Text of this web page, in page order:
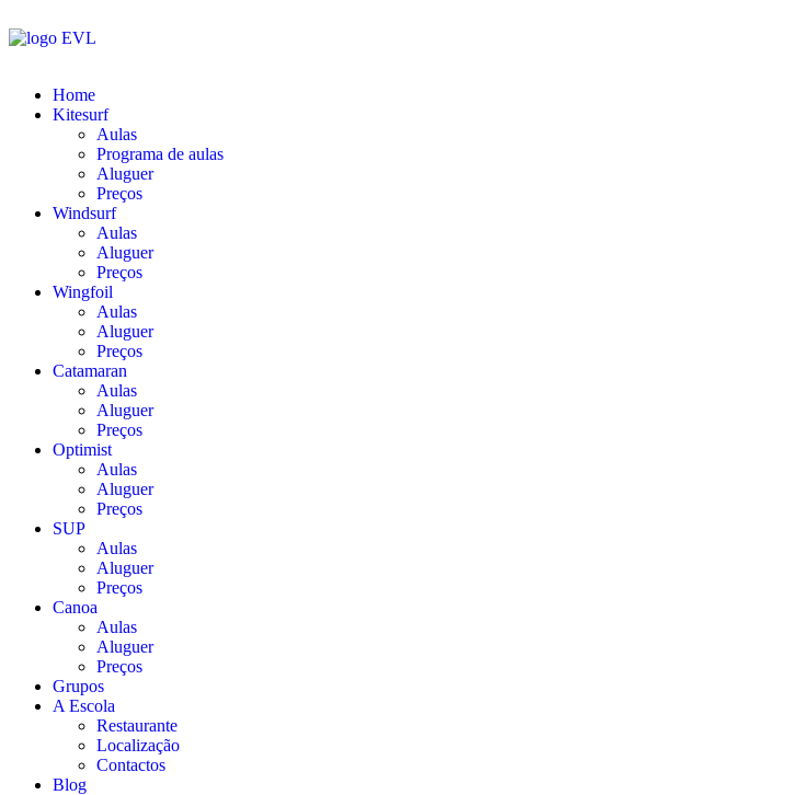
Home
Kitesurf
Aulas
Programa de aulas
Aluguer
Preços
Windsurf
Aulas
Aluguer
Preços
Wingfoil
Aulas
Aluguer
Preços
Catamaran
Aulas
Aluguer
Preços
Optimist
Aulas
Aluguer
Preços
SUP
Aulas
Aluguer
Preços
Canoa
Aulas
Aluguer
Preços
Grupos
A Escola
Restaurante
Localização
Contactos
Blog